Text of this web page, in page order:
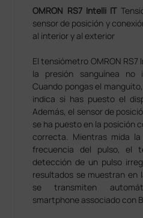
OMRON RS7 Intelli IT
sensor de posición y
al interior y al exterior
El tensiómetro OMRON
la presión sanguínea no
Cuando pongas el
indica si has puesto el
Además, el sensor de
se ha puesto en la posición
correcta. Mientras mida
frecuencia del pulso, el
detección de un pulso
resultados se muestran en
se transmiten
smartphone associado con